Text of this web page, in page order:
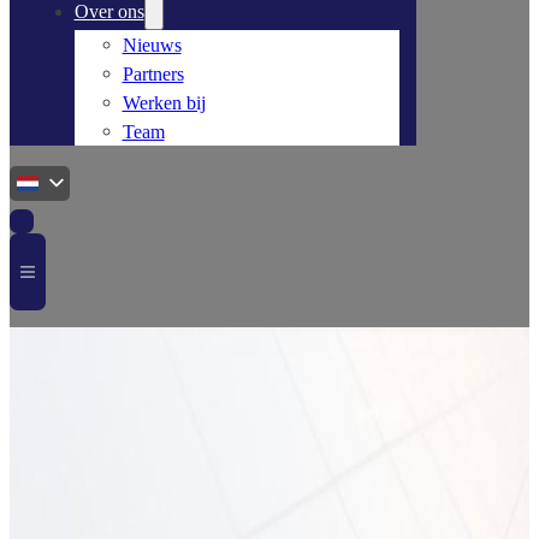
Over ons
Nieuws
Partners
Werken bij
Team